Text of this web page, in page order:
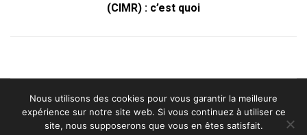
(CIMR) : c’est quoi
Contact Nos avis Mentions légales
Nous utilisons des cookies pour vous garantir la meilleure
expérience sur notre site web. Si vous continuez à utiliser ce
site, nous supposerons que vous en êtes satisfait.